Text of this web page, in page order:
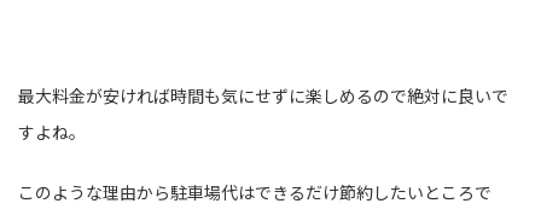
最大料金が安ければ時間も気にせずに楽しめるので絶対に良いで
すよね。
このような理由から駐車場代はできるだけ節約したいところで